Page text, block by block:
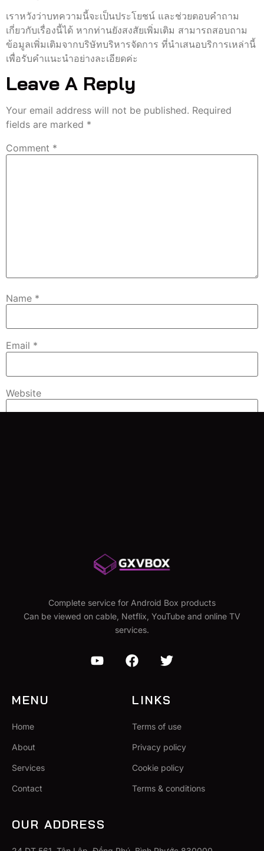
เราหวังว่าบทความนี้จะเป็นประโยชน์ และช่วยตอบคำถาม
เกี่ยวกับเรื่องนี้ได้ หากท่านยังสงสัยเพิ่มเติม สามารถสอบถาม
ข้อมูลเพิ่มเติมจากบริษัทบริหารจัดการ ที่นำเสนอบริการเหล่านี้
เพื่อรับคำแนะนำอย่างละเอียดค่ะ
Leave A Reply
Your email address will not be published. Required
fields are marked *
Comment *
Name *
Email *
Website
Complete service for Android Box products
Can be viewed on cable, Netflix, YouTube and online TV
services.
MENU
Home
About
Services
Contact
LINKS
Terms of use
Privacy policy
Cookie policy
Terms & conditions
OUR ADDRESS